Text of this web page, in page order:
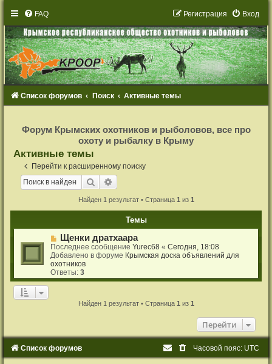
FAQ Вход
Регистрация
Список форумов Поиск Активные темы
с
т
Форум Крымских охотников и рыболовов, все про
охоту и рыбалку в Крыму
Активные темы
Перейти к расширенному поиску
Поиск
Найден 1 результат • Страница 1 из 1
Темы
Н
о
в
о
е
с
и
е
Щенки дратхаара
Последнее сообщениеYurec68 «Сегодня, 18:08
Добавлено в форуме Крымская доска объявлений для
охотников
Ответы:3
Найден 1 результат • Страница 1 из 1
Перейти
Список форумов Часовой пояс: UTC